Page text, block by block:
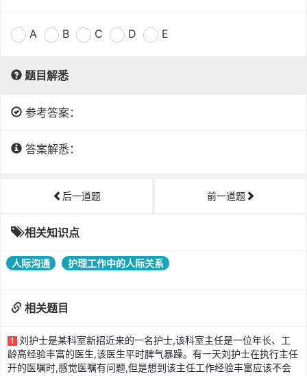
A B C D E
题目解悉
参考答案：
答案解悉：
后一道题 前一道题
相关知识点
人际沟通 护理工作中的人际关系
相关题目
1 刘护士是某科室新招近来的一名护士,该科室主任是一位年长、工
龄高经验丰富的医生,该医生平时脾气暴躁。有一天刘护士在执行主任
开的医嘱时,感觉医嘱有问题,但是想到该主任工作经验丰富应该不会